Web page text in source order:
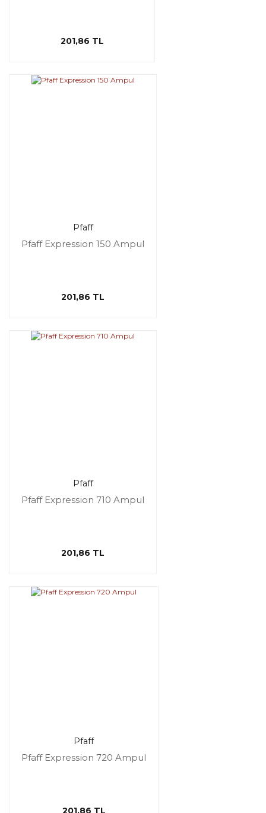
201,86 TL
Pfaff
Pfaff Expression 150 Ampul
201,86 TL
Pfaff
Pfaff Expression 710 Ampul
201,86 TL
Pfaff
Pfaff Expression 720 Ampul
201,86 TL